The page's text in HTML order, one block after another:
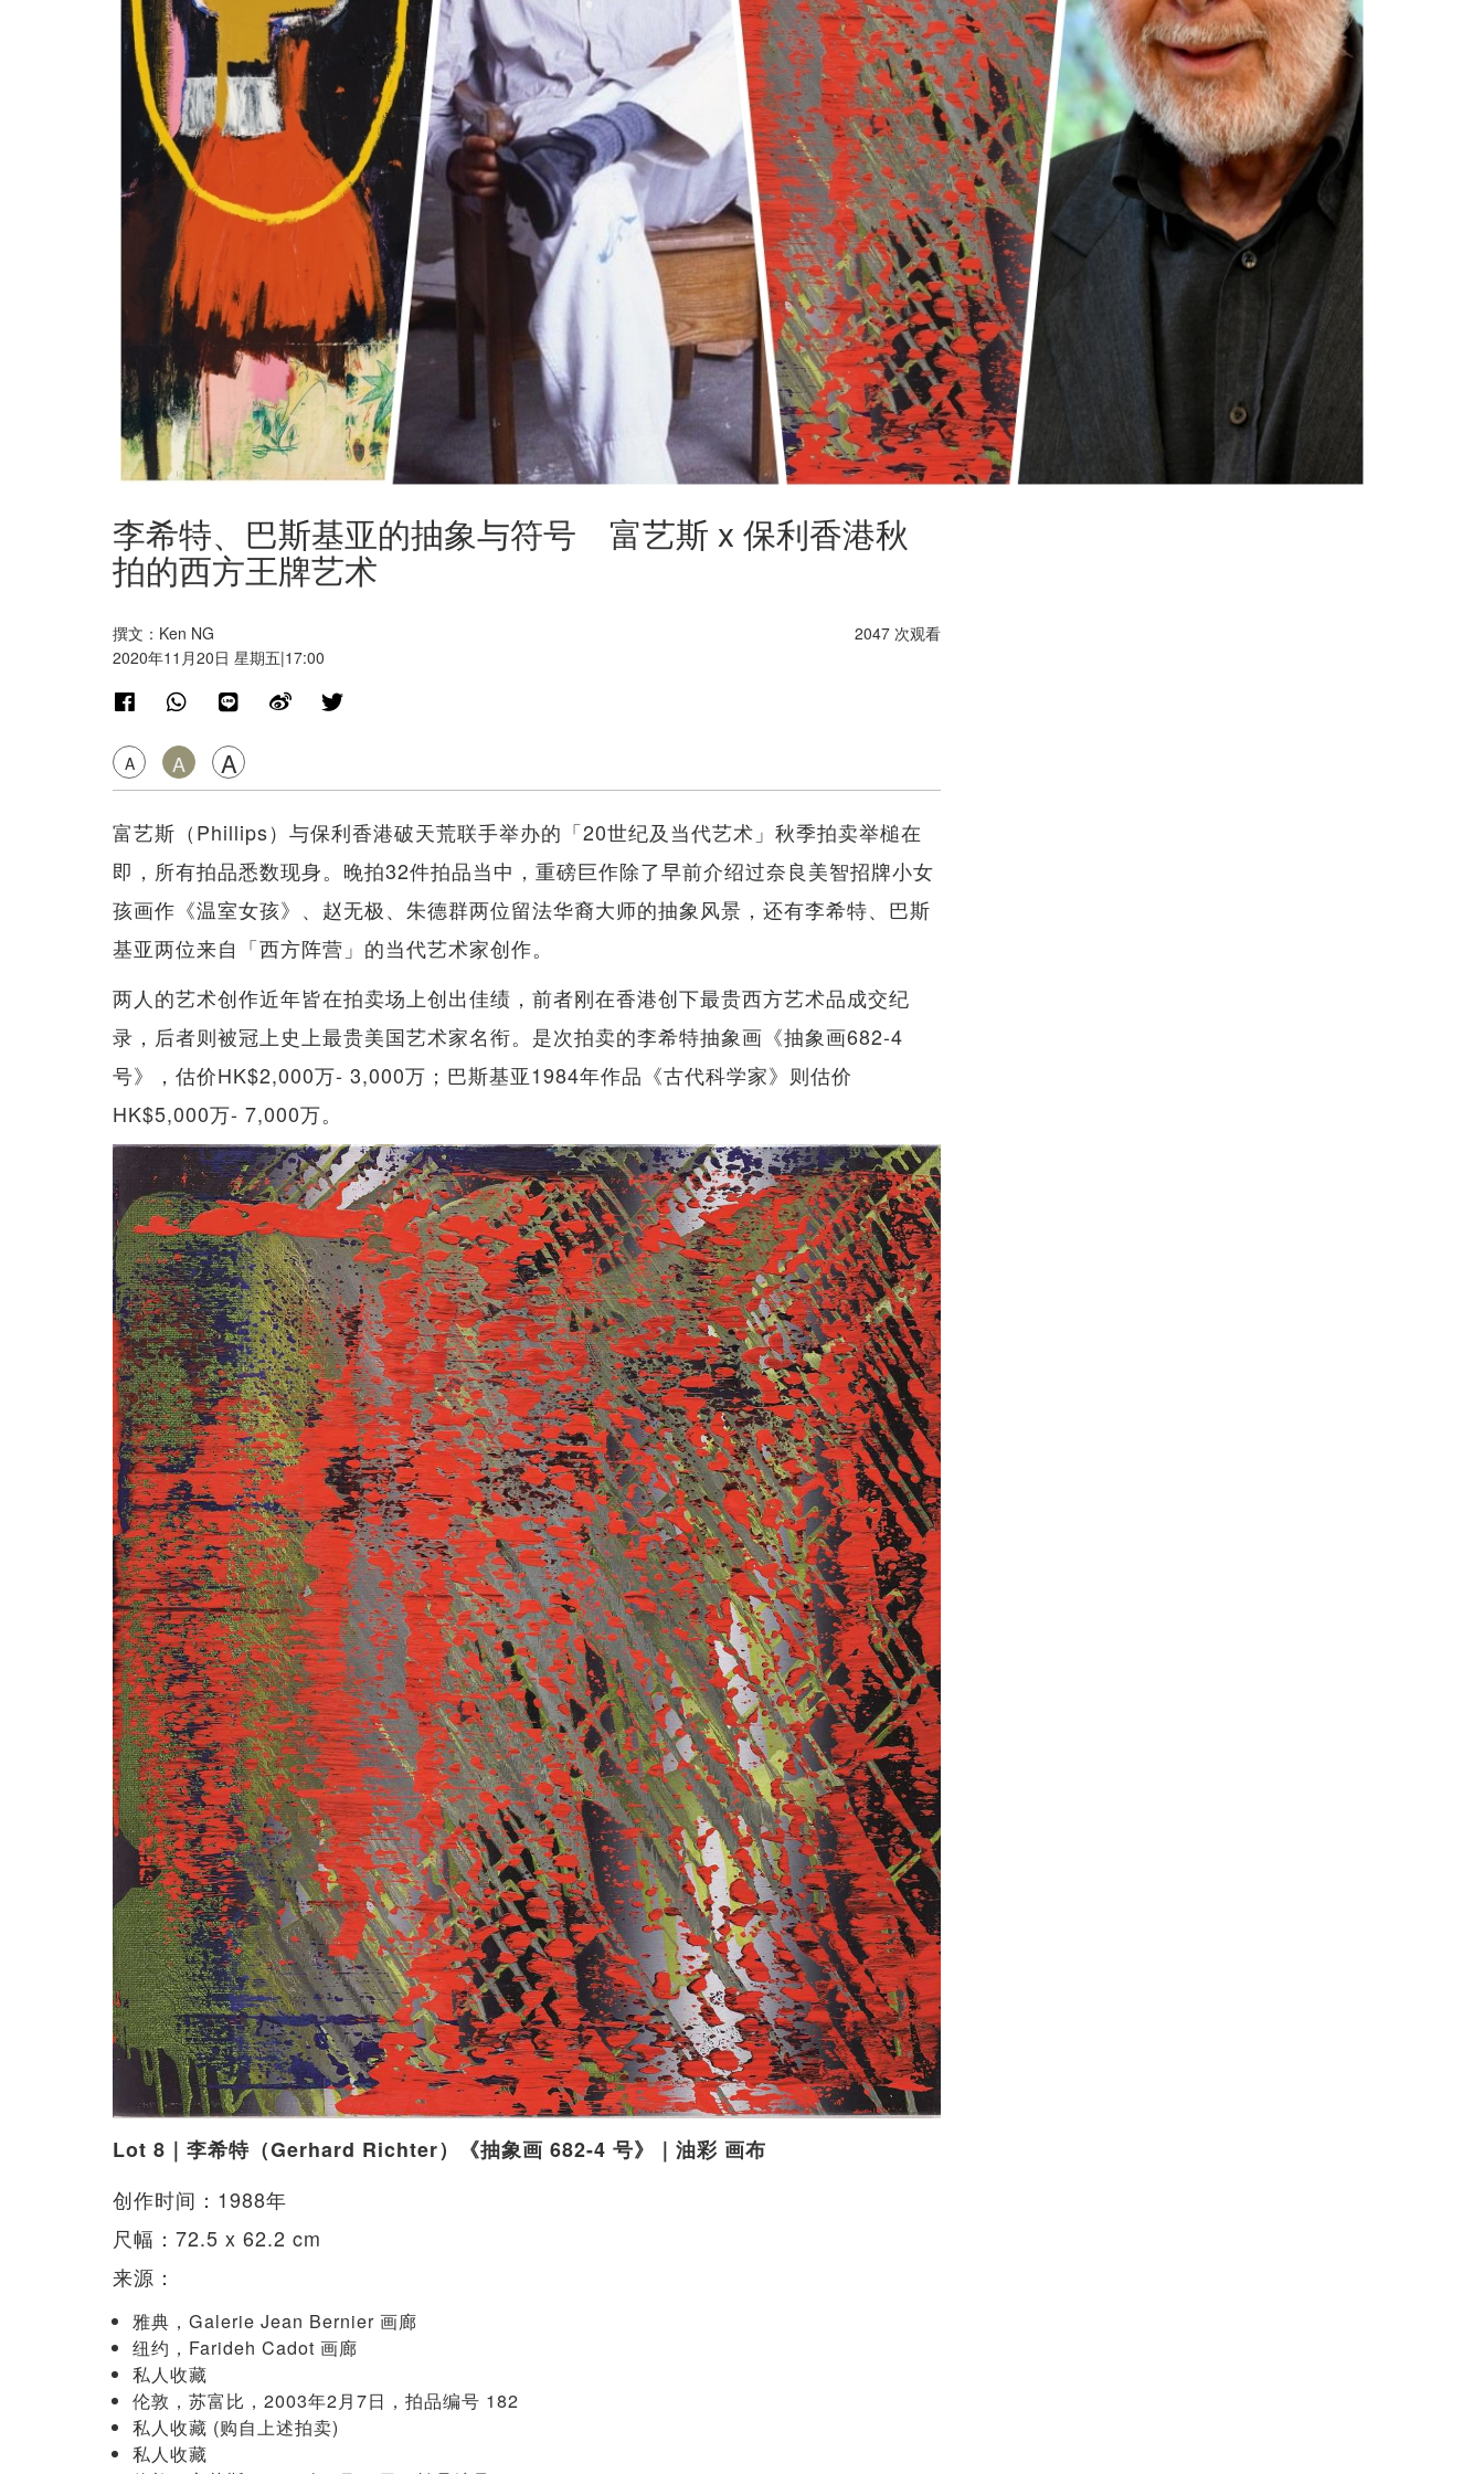
李希特、巴斯基亚的抽象与符号 富艺斯 x 保利香港秋
拍的西方王牌艺术
撰文：Ken NG
2020年11月20日 星期五|17:00
A A A
2047 次观看
富艺斯（Phillips）与保利香港破天荒联手举办的「20世纪及当代艺术」秋季拍卖举槌在
即，所有拍品悉数现身。晚拍32件拍品当中，重磅巨作除了早前介绍过奈良美智招牌小女
孩画作《温室女孩》、赵无极、朱德群两位留法华裔大师的抽象风景，还有李希特、巴斯
基亚两位来自「西方阵营」的当代艺术家创作。
两人的艺术创作近年皆在拍卖场上创出佳绩，前者刚在香港创下最贵西方艺术品成交纪
录，后者则被冠上史上最贵美国艺术家名衔。是次拍卖的李希特抽象画《抽象画682-4
号》，估价HK$2,000万- 3,000万；巴斯基亚1984年作品《古代科学家》则估价
HK$5,000万- 7,000万。
Lot 8｜李希特（Gerhard Richter）《抽象画 682-4 号》｜油彩 画布
创作时间：1988年
尺幅：72.5 x 62.2 cm
来源：
雅典，Galerie Jean Bernier 画廊
纽约，Farideh Cadot 画廊
私人收藏
伦敦，苏富比，2003年2月7日，拍品编号 182
私人收藏 (购自上述拍卖)
私人收藏